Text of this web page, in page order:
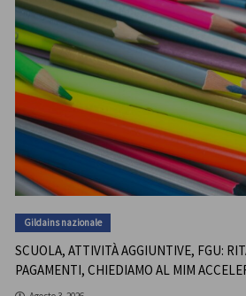
Gildains nazionale
SCUOLA, ATTIVITÀ AGGIUNTIVE, FGU:
PAGAMENTI, CHIEDIAMO AL MIM